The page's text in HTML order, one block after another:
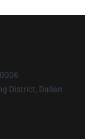
District, Dalian